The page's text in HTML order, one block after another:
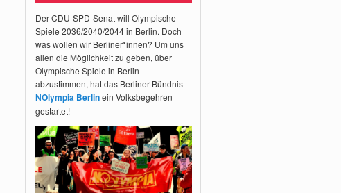
Der CDU-SPD-Senat will Olympische
Spiele 2036/2040/2044 in Berlin. Doch
was wollen wir Berliner*innen? Um uns
allen die Möglichkeit zu geben, über
Olympische Spiele in Berlin
abzustimmen, hat das Berliner Bündnis
NOlympia Berlinein Volksbegehren
gestartet!